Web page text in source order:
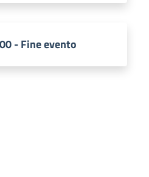
- Fine evento